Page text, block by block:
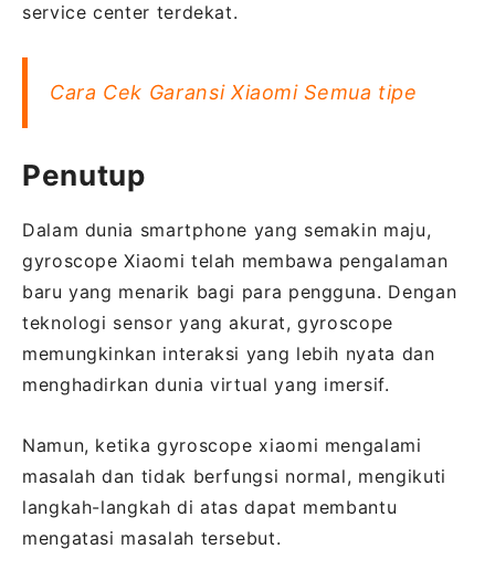
service center terdekat.
Cara Cek Garansi Xiaomi Semua tipe
Penutup
Dalam dunia smartphone yang semakin maju,
gyroscope Xiaomi telah membawa pengalaman
baru yang menarik bagi para pengguna. Dengan
teknologi sensor yang akurat, gyroscope
memungkinkan interaksi yang lebih nyata dan
menghadirkan dunia virtual yang imersif.
Namun, ketika gyroscope xiaomi mengalami
masalah dan tidak berfungsi normal, mengikuti
langkah-langkah di atas dapat membantu
mengatasi masalah tersebut.